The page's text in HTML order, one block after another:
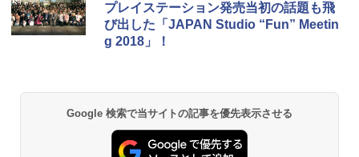
プレイステーション発売当初の話題も飛
び出した「JAPAN Studio “Fun” Meetin
g 2018」！
Google 検索で当サイトの記事を優先表示させる